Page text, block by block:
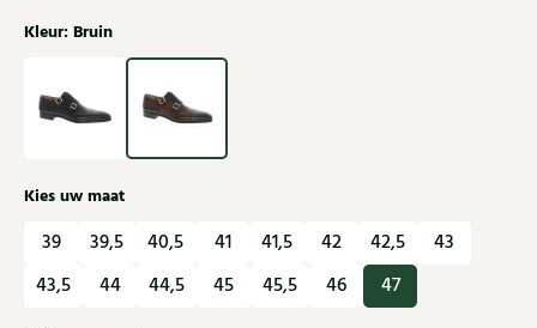
Kleur: Bruin
Kies uw maat
39 39,5 40,5 41 41,5 42 42,5
43
43,5
44 44,5 45 45,5 46 47